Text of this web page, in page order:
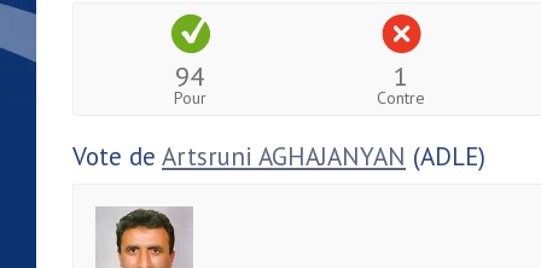
94
Pour
1
Contre
Vote de Artsruni AGHAJANYAN (ADLE)